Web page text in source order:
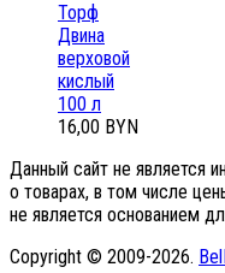
Торф
Двина
верховой
кислый
100 л
16,00 BYN
Данный сайт не является
о товарах, в том числе
не является основанием
Copyright © 2009-2026.